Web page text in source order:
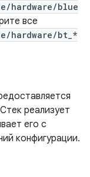
hardware/blue
все
hardware/bt_*
реализует
его с
конфигурации.